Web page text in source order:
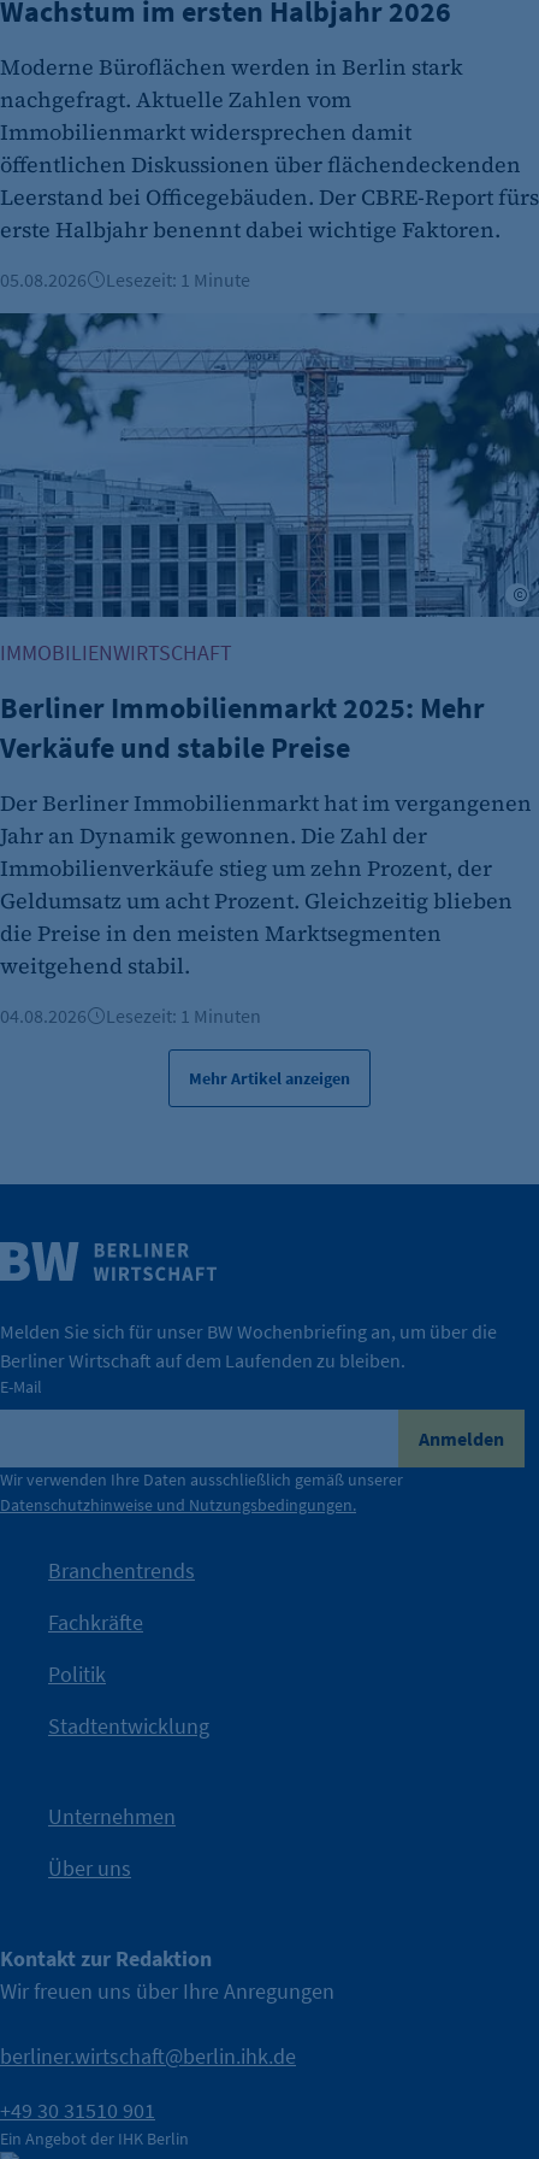
etracker GmbH
Zweck:
Cookie Erkennung
Cookie Laufzeit:
2 Jahre
etracker Analytics
Name:
et_allow_cookies
Anbieter:
etracker GmbH
Zweck:
Es erlaubt eTracker Cookies zu setzen.
Cookie Laufzeit:
480 Tage
etracker Analytics
Name:
isSdEnabled
etracker GmbH
Zweck:
Scrolltiefe gemessen wird.
Cookie Laufzeit:
24 Std.
IHK Berlin. Offizieller Unterstützer der Berliner Wirtschaft.
Nach einer aufmerksamkeitsstarken Teaserphase geht die
Kampagne der IHK Berlin in die nächste Stufe. Mit
IHK?“wurde bewusst Neugier geweckt und Gespräche
mit Haltung.
Die Unternehmer stehen stellvertretend für die Vielfalt
der Berliner Wirtschaft.
Durch ihre Perspektiven wird deutlich, was der Claim
konkret bedeutet – und wie die IHK Berlin Unternehmen
tatsächlich unterstützt.
Wirtschaft.
Weitere Infos
Wachstum im ersten Halbjahr 2026
Moderne Büroflächen werden in Berlin stark
nachgefragt. Aktuelle Zahlen vom
Immobilienmarkt widersprechen damit
öffentlichen Diskussionen über flächendeckenden
Leerstand bei Officegebäuden. Der CBRE-Report fürs
erste Halbjahr benennt dabei wichtige Faktoren.
05.08.2026 Lesezeit: 1 Minute
Berliner Immobilienmarkt 2025: Mehr Verkäufe und stabile
IMMOBILIENWIRTSCHAFT
Berliner Immobilienmarkt 2025: Mehr
Verkäufe und stabile Preise
Der Berliner Immobilienmarkt hat im vergangenen
Jahr an Dynamik gewonnen. Die Zahl der
Immobilienverkäufe stieg um zehn Prozent, der
Geldumsatz um acht Prozent. Gleichzeitig blieben
die Preise in den meisten Marktsegmenten
weitgehend stabil.
04.08.2026 Lesezeit: 1 Minuten
Mehr Artikel anzeigen
Melden Sie sich für unser BW Wochenbriefing an, um über die
Berliner Wirtschaft auf dem Laufenden zu bleiben.
E-Mail
Anmelden
Wir verwenden Ihre Daten ausschließlich gemäß unserer
Datenschutzhinweise und Nutzungsbedingungen.
Branchentrends
Fachkräfte
Politik
Stadtentwicklung
Unternehmen
Über uns
Kontakt zur Redaktion
Wir freuen uns über Ihre Anregungen
berliner.wirtschaft@berlin.ihk.de
+49 30 31510 901
Ein Angebot der IHK Berlin